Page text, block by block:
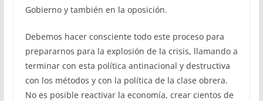
Gobierno y también en la oposición.
Debemos hacer consciente todo este proceso para
prepararnos para la explosión de la crisis, llamando a
terminar con esta política antinacional y destructiva
con los métodos y con la política de la clase obrera.
No es posible reactivar la economía, crear cientos de